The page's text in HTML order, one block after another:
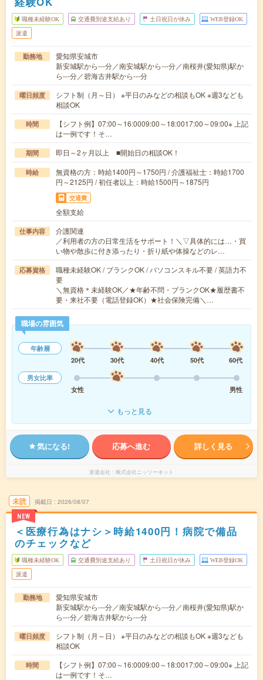
職種未経験OK 交通費別途支給あり 土日祝日が休み WEB登録OK
派遣
勤務地
愛知県安城市
新安城駅から---分／南安城駅から---分／南桜井(愛知県)駅か
ら---分／碧海古井駅から---分
曜日頻度
シフト制（月～日） ※平日のみなどの相談もOK ※週3なども
相談OK
時間
【シフト例】07:00～16:0009:00～18:0017:00～09:00※ 上記
は一例です！そ…
期間 即日～2ヶ月以上 ■開始日の相談OK！
時給
無資格の方：時給1400円～1750円 / 介護福祉士：時給1700
円～2125円 / 初任者以上：時給1500円～1875円
交通費
全額支給
仕事内容
介護関連
／利用者の方の日常生活をサポート！＼▽具体的には…・買
い物や散歩に付き添ったり・折り紙や体操などのレ…
応募資格
職種未経験OK / ブランクOK / パソコンスキル不要 / 英語力不
要
＼無資格＊未経験OK／★年齢不問・ブランクOK★履歴書不
要・来社不要（電話登録OK）★社会保険完備＼…
職場の雰囲気
年齢層
20代
30代 40代 50代
60代
男女比率
女性
男性
もっと見る
気になる! 応募へ進む 詳しく見る
派遣会社 株式会社ニッソーネット
未読
NEW
掲載日 2026/08/07
＜医療行為はナシ＞時給1400円！病院で備品
のチェックなど
職種未経験OK 交通費別途支給あり 土日祝日が休み WEB登録OK
派遣
勤務地
愛知県安城市
新安城駅から---分／南安城駅から---分／南桜井(愛知県)駅か
ら---分／碧海古井駅から---分
曜日頻度
シフト制（月～日） ※平日のみなどの相談もOK ※週3なども
相談OK
時間
【シフト例】07:00～16:0009:00～18:0017:00～09:00※ 上記
は一例です！そ…